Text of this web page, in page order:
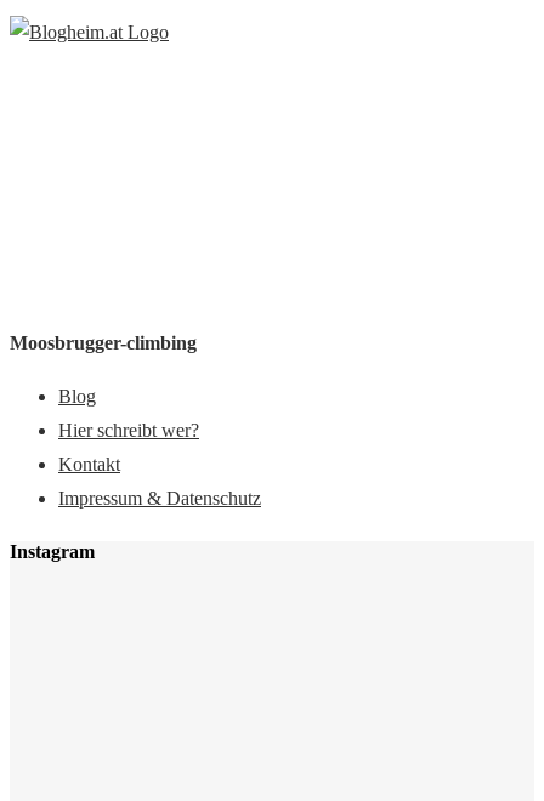
Moosbrugger-climbing
Blog
Hier schreibt wer?
Kontakt
Impressum & Datenschutz
Instagram